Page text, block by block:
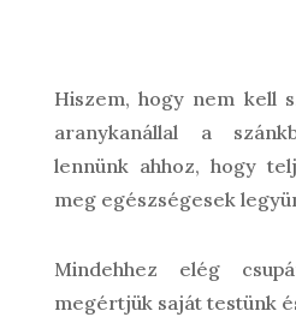
Hiszem, hogy nem kell
aranykanállal a
lennünk ahhoz, hogy
meg egészségesek
Mindehhez elég
megértjük saját testünk